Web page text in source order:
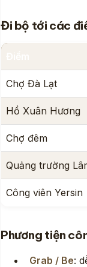
Đi bộ tới các
Chợ Đà Lạt
Hồ Xuân Hương
Chợ đêm
Quảng trường
Công viên Yersin
Phương tiện
Grab / Be: